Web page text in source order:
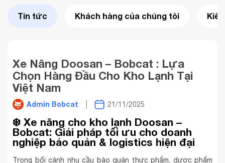
Tin tức Khách hàng của chúng tôi
Xe Nâng Doosan – Bobcat : Lựa
Chọn Hàng Đầu Cho Kho Lạnh Tại
Việt Nam
Admin Bobcat 21/11/2025
❄️ Xe nâng cho kho lạnh Doosan –
Bobcat: Giải pháp tối ưu cho doanh
nghiệp bảo quản & logistics hiện đại
Trong bối cảnh nhu cầu bảo quản thực phẩm, dược phẩm